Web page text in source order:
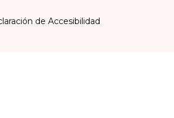
de Accesibilidad